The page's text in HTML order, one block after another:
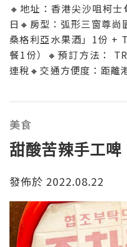
🔸地址：香港尖沙咀柯
日🔸房型：弧形三窗尊
桑格利亞水果酒」1份 +
餐1份）🔸預訂方法：
連稅🔸交通方便度：距離
場、donki，行街食野買
簡約顏色同線條為主
美食
甜酸苦辣手工啤
發佈於 2022.08.22